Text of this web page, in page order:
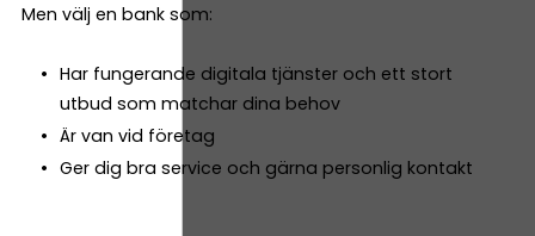
Men välj en bank som:
Har fungerande digitala tjänster och ett stort
utbud som matchar dina behov
Är van vid företag
Ger dig bra service och gärna personlig kontakt